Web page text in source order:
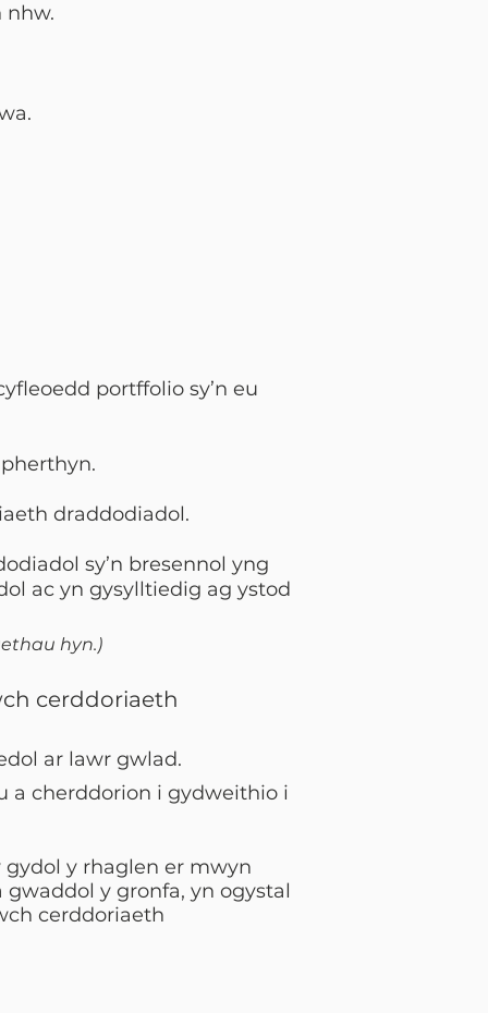
nhw.
portffolio sy’n eu
draddodiadol.
sy’n bresennol yng
ac yn gysylltiedig ag ystod
hyn.)
cerddoriaeth
ar lawr gwlad.
a cherddorion i gydweithio i
gydol y rhaglen er mwyn
y gronfa, yn ogystal
cerddoriaeth